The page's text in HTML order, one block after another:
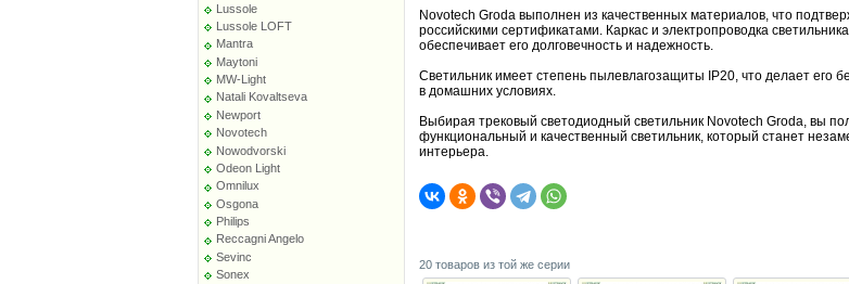
Lussole
Lussole LOFT
Mantra
Maytoni
MW-Light
Natali Kovaltseva
Newport
Novotech
Nowodvorski
Odeon Light
Omnilux
Osgona
Philips
Reccagni Angelo
Sevinc
Sonex
Novotech Groda выполнен из качественных материалов, что
российскими сертификатами. Каркас и электропроводка
обеспечивает его долговечность и надежность.
Светильник имеет степень пылевлагозащиты IP20, что делает его
в домашних условиях.
Выбирая трековый светодиодный светильник Novotech Groda, вы
функциональный и качественный светильник, который станет
интерьера.
20 товаров из той же серии